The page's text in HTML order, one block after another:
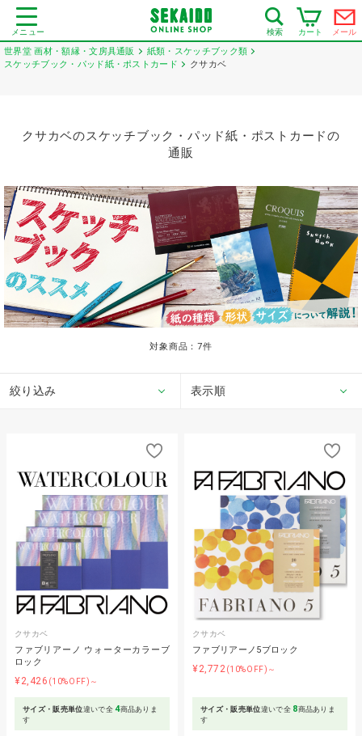
メニュー 検索 カート メール
世界堂 画材・額縁・文房具通販
紙類・スケッチブック類
スケッチブック・パッド紙・ポストカード
クサカベ
クサカベのスケッチブック・パッド紙・ポストカードの
通販
対象商品：7件
絞り込み 表示順
クサカベ
ファブリアーノ ウォーターカラーブ
ロック
¥2,426 (10%OFF)～
サイズ・販売単位違いで全4商品ありま
す
クサカベ
ファブリアーノ5ブロック
¥2,772(10%OFF)～
サイズ・販売単位違いで全 8商品ありま
す